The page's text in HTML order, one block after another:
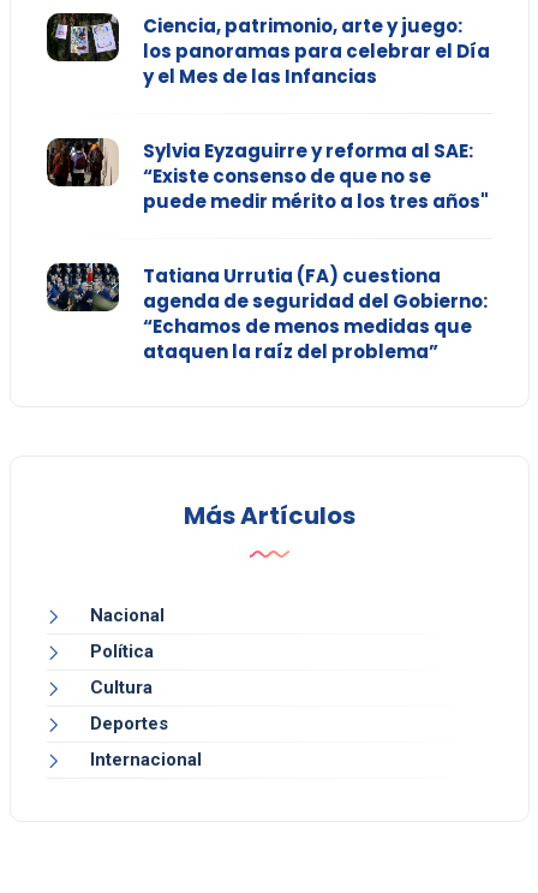
Ciencia, patrimonio, arte y juego:
los panoramas para celebrar el Día
y el Mes de las Infancias
Sylvia Eyzaguirre y reforma al SAE:
“Existe consenso de que no se
puede medir mérito a los tres años"
Tatiana Urrutia (FA) cuestiona
agenda de seguridad del Gobierno:
“Echamos de menos medidas que
ataquen la raíz del problema”
Más Artículos
Nacional
Política
Cultura
Deportes
Internacional